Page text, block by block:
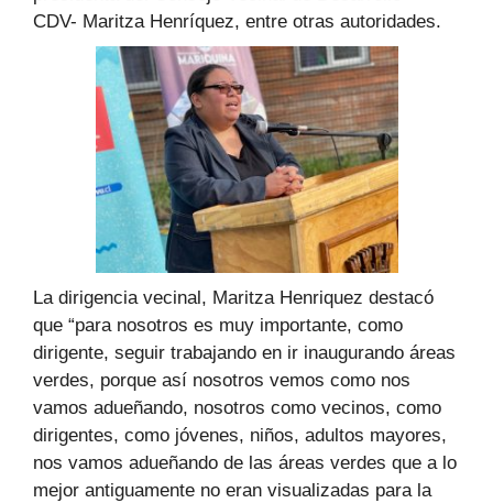
CDV- Maritza Henríquez, entre otras autoridades.
La dirigencia vecinal, Maritza Henriquez destacó
que “para nosotros es muy importante, como
dirigente, seguir trabajando en ir inaugurando áreas
verdes, porque así nosotros vemos como nos
vamos adueñando, nosotros como vecinos, como
dirigentes, como jóvenes, niños, adultos mayores,
nos vamos adueñando de las áreas verdes que a lo
mejor antiguamente no eran visualizadas para la